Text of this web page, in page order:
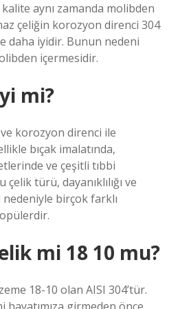
aynı zamanda molibden
çeliğin korozyon direnci 304
daha iyidir. Bunun nedeni
içermesidir.
mi?
korozyon direnci ile
bıçak imalatında,
ve çeşitli tıbbi
çelik türü, dayanıklılığı ve
birçok farklı
mi 18 10 mu?
18-10 olan AISI 304’tür.